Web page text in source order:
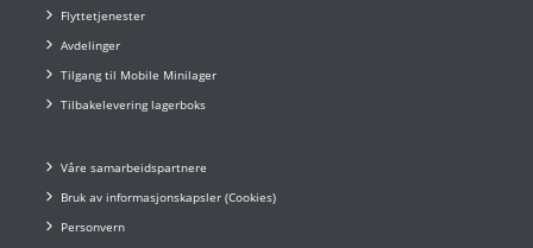
Flyttetjenester
Avdelinger
Tilgang til Mobile Minilager
Tilbakelevering lagerboks
Våre samarbeidspartnere
Bruk av informasjonskapsler (Cookies)
Personvern